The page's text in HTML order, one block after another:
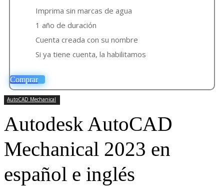
Imprima sin marcas de agua
1 año de duración
Cuenta creada con su nombre
Si ya tiene cuenta, la habilitamos
Comprar
AutoCAD Mechanical
Autodesk AutoCAD
Mechanical 2023 en
español e inglés